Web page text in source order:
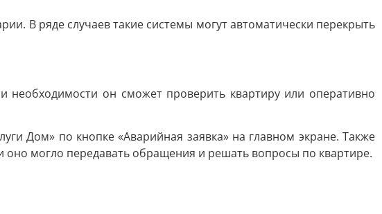
В ряде случаев такие системы могут автоматически перекрыть
необходимости он сможет проверить квартиру или оперативно
Дом» по кнопке «Аварийная заявка» на главном экране. Также
могло передавать обращения и решать вопросы по квартире.